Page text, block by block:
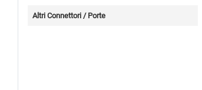
Altri Connettori / Porte